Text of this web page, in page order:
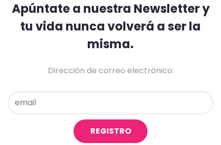
Apúntate a nuestra Newsletter y
tu vida nunca volverá a ser la
misma.
Dirección de correo electrónico: